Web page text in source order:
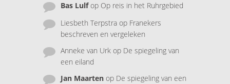
Bas Lulfop Op reis in het Ruhrgebied
Liesbeth Terpstra op Franekers
beschreven en vergeleken
Anneke van Urk op De spiegeling van
een eiland
Jan Maarten op De spiegeling van een